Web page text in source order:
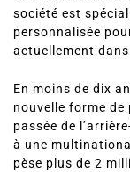
société est
personnalisée
actuellement
En moins de dix
nouvelle forme
passée de
à une
pèse plus de 2